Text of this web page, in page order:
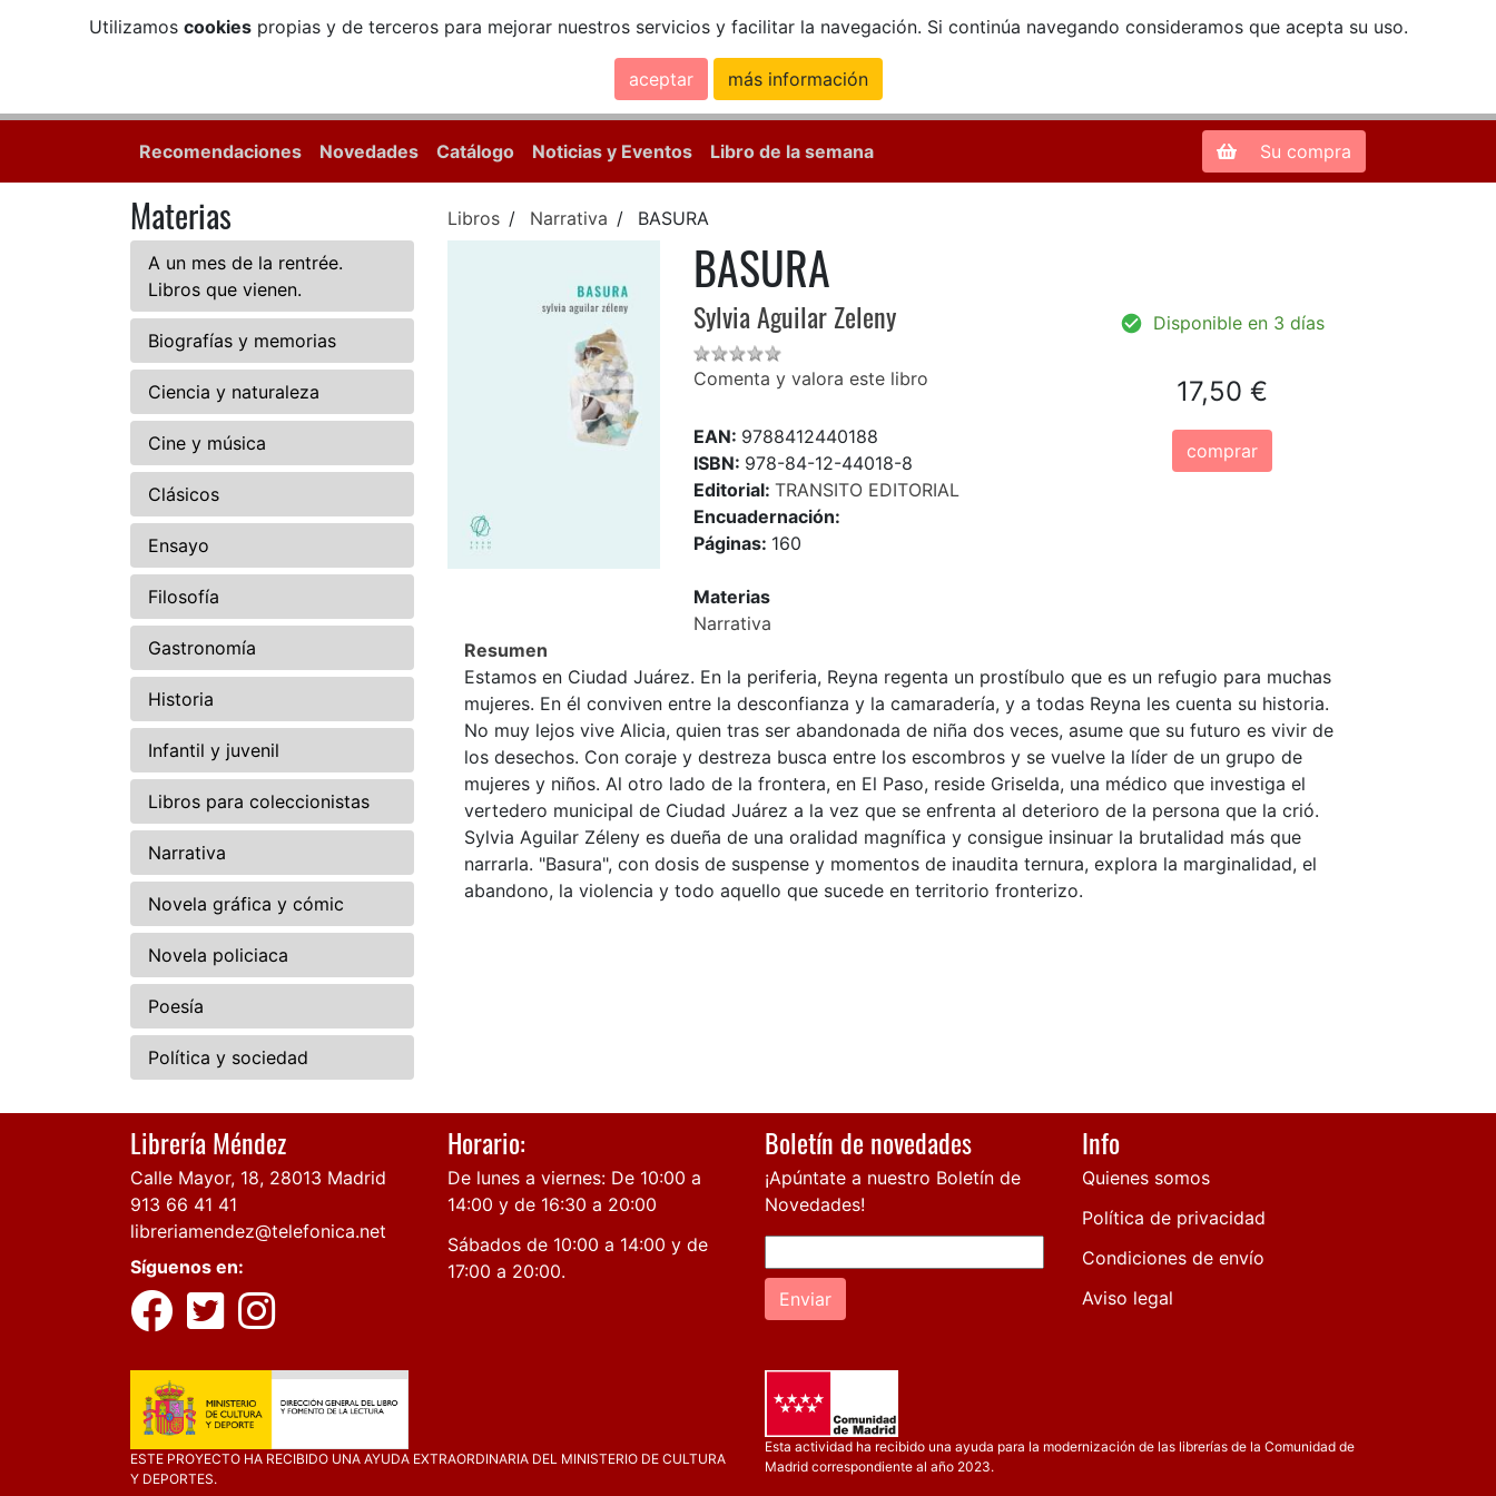
Utilizamos cookiespropias y de terceros para mejorar nuestros servicios y facilitar la navegación. Si continúa navegando consideramos que acepta su uso.
aceptar más información
Zona de Clientes
Recomendaciones Novedades Catálogo Noticias y Eventos Libro de la semana Su compra
Materias
A un mes de la rentrée.
Libros que vienen.
Biografías y memorias
Ciencia y naturaleza
Cine y música
Clásicos
Ensayo
Filosofía
Gastronomía
Historia
Infantil y juvenil
Libros para coleccionistas
Narrativa
Novela gráfica y cómic
Novela policiaca
Poesía
Política y sociedad
Libros Narrativa BASURA
BASURA
Sylvia Aguilar Zeleny
Comenta y valora este libro
EAN: 9788412440188
ISBN: 978-84-12-44018-8
Editorial:TRANSITO EDITORIAL
Encuadernación:
Páginas: 160
Materias
Narrativa
Disponible en 3 días
17,50 €
comprar
Resumen
Estamos en Ciudad Juárez. En la periferia, Reyna regenta un prostíbulo que es un refugio para muchas
mujeres. En él conviven entre la desconfianza y la camaradería, y a todas Reyna les cuenta su historia.
No muy lejos vive Alicia, quien tras ser abandonada de niña dos veces, asume que su futuro es vivir de
los desechos. Con coraje y destreza busca entre los escombros y se vuelve la líder de un grupo de
mujeres y niños. Al otro lado de la frontera, en El Paso, reside Griselda, una médico que investiga el
vertedero municipal de Ciudad Juárez a la vez que se enfrenta al deterioro de la persona que la crió.
Sylvia Aguilar Zéleny es dueña de una oralidad magnífica y consigue insinuar la brutalidad más que
narrarla. "Basura", con dosis de suspense y momentos de inaudita ternura, explora la marginalidad, el
abandono, la violencia y todo aquello que sucede en territorio fronterizo.
Librería Méndez
Calle Mayor, 18, 28013 Madrid
913 66 41 41
libreriamendez@telefonica.net
Síguenos en:
Horario:
De lunes a viernes: De 10:00 a
14:00 y de 16:30 a 20:00
Sábados de 10:00 a 14:00 y de
17:00 a 20:00.
Boletín de novedades
¡Apúntate a nuestro Boletín de
Novedades!
Enviar
Info
Quienes somos
Política de privacidad
Condiciones de envío
Aviso legal
ESTE PROYECTO HA RECIBIDO UNA AYUDA EXTRAORDINARIA DEL MINISTERIO DE CULTURA
Y DEPORTES.
Esta actividad ha recibido una ayuda para la modernización de las librerías de la Comunidad de
Madrid correspondiente al año 2023.